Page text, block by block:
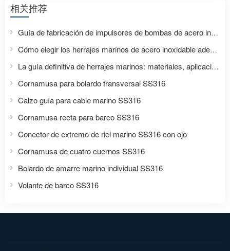
相关推荐
Guía de fabricación de impulsores de bombas de acero inoxidable
Cómo elegir los herrajes marinos de acero inoxidable adecuados para entornos de agua salada
La guía definitiva de herrajes marinos: materiales, aplicaciones y consejos de selección.
Cornamusa para bolardo transversal SS316
Calzo guía para cable marino SS316
Cornamusa recta para barco SS316
Conector de extremo de riel marino SS316 con ojo
Cornamusa de cuatro cuernos SS316
Bolardo de amarre marino individual SS316
Volante de barco SS316